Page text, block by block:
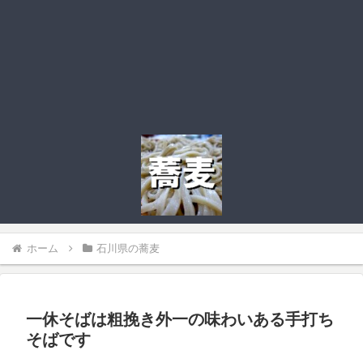
ホーム 石川県の蕎麦
一休そばは粗挽き外一の味わいある手打ち
そばです